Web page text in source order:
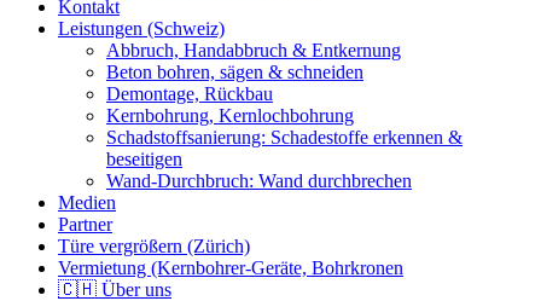
Kontakt
Leistungen (Schweiz)
Abbruch, Handabbruch & Entkernung
Beton bohren, sägen & schneiden
Demontage, Rückbau
Kernbohrung, Kernlochbohrung
Schadstoffsanierung: Schadestoffe erkennen &
beseitigen
Wand-Durchbruch: Wand durchbrechen
Medien
Partner
Türe vergrößern (Zürich)
Vermietung (Kernbohrer-Geräte, Bohrkronen
🇨🇭 Über uns